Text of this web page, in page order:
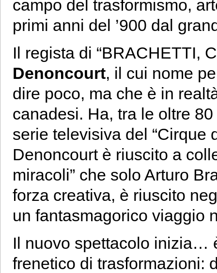
campo del trasformismo,
primi anni del ’900 dal
Il regista di “BRACHETTI,
Denoncourt, il cui nome
dire poco, ma che è in
canadesi. Ha, tra le oltre
serie televisiva del “Cirque
Denoncourt è riuscito a
miracoli” che solo Arturo
forza creativa, è riuscito
un fantasmagorico viaggio
Il nuovo spettacolo inizia…
frenetico di trasformazioni: